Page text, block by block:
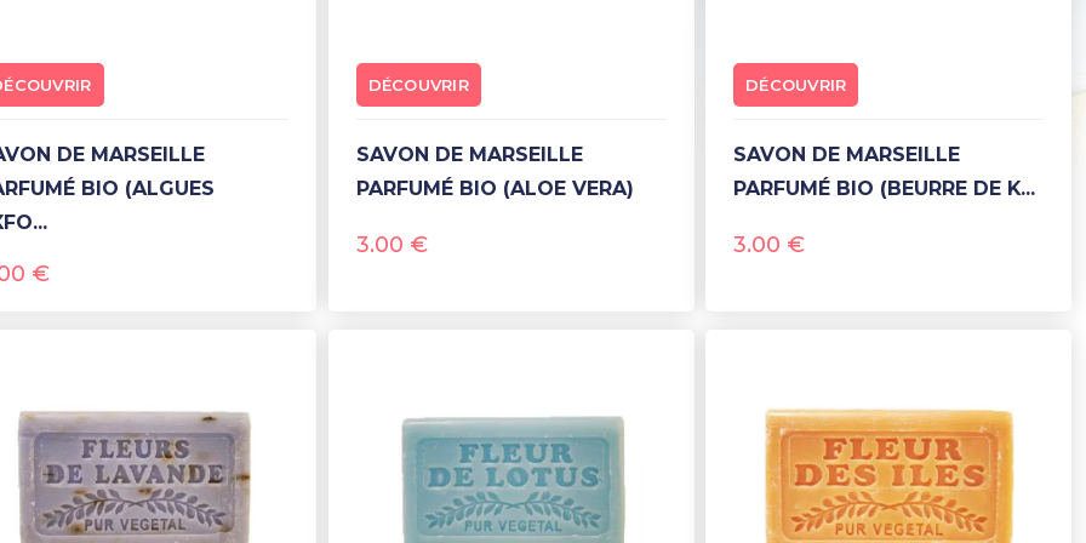
BIO (ALGUES
€
SAVON DE MARSEILLE
PARFUMÉ BIO (ALOE VERA)
3.00 €
DÉCOUVRIR
SAVON DE MARSEILLE
PARFUMÉ BIO (BEURRE DE K...
3.00 €
DÉCOUVRIR